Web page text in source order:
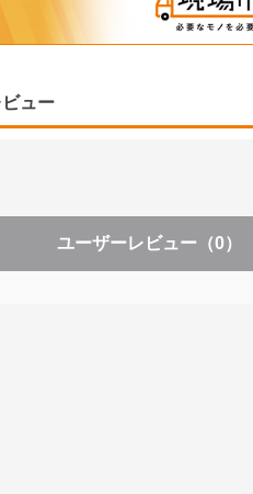
ュー
ユーザーレビュー （0）